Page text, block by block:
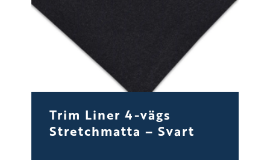
Trim Liner 4-vägs
Stretchmatta – Svart